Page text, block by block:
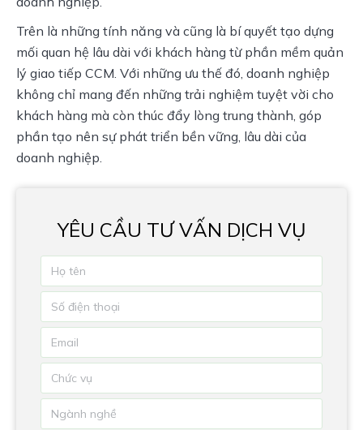
Trên là những tính năng và cũng là bí quyết tạo dựng
mối quan hệ lâu dài với khách hàng từ phần mềm quản
lý giao tiếp CCM. Với những ưu thế đó, doanh nghiệp
không chỉ mang đến những trải nghiệm tuyệt vời cho
khách hàng mà còn thúc đẩy lòng trung thành, góp
phần tạo nên sự phát triển bền vững, lâu dài của
doanh nghiệp.
YÊU CẦU TƯ VẤN DỊCH VỤ